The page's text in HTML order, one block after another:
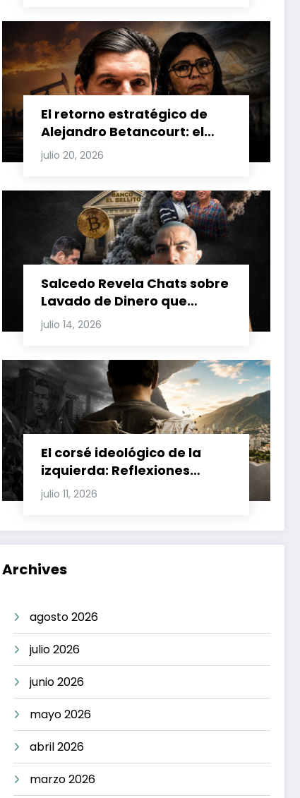
El retorno estratégico de
Alejandro Betancourt: el
bolichico que desafía la
justicia y renueva su poder
venezolana
julio 20, 2026
Salcedo Revela Chats sobre
Lavado de Dinero que
Involucran a Glas, Correa y
Juan Fernando Petro en el
julio 14, 2026
El corsé ideológico de la
izquierda: Reflexiones
sobre el fracaso chavista y
la crisis moral en América
julio 11, 2026
Archives
agosto 2026
julio 2026
junio 2026
mayo 2026
abril 2026
marzo 2026